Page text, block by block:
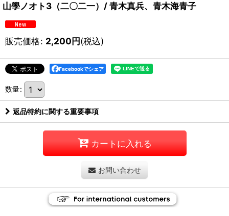
山學ノオト3（二〇二一）/ 青木真兵、青木海青子
販売価格: 2,200円(税込)
Facebookでシェア
数量:
返品特約に関する重要事項
カートに入れる
お問い合わせ